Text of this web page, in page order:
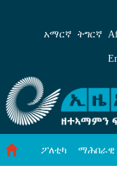
ናፃ ንግዲ ዞባ
አማርኛ ትግርኛ
ፖለቲካ ማሕበራዊ